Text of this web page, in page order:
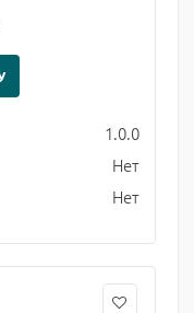
1.0.0
Нет
Нет